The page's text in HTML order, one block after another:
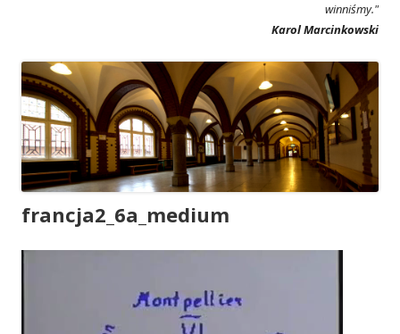
winniśmy."
Karol Marcinkowski
francja2_6a_medium